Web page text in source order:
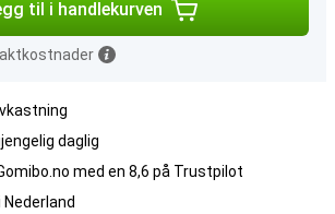
til i handlekurven
daglig
med en 8,6 på Trustpilot